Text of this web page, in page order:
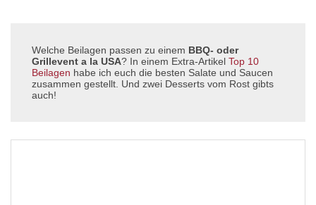
Welche Beilagen passen zu einem BBQ- oder
Grillevent a la USA? In einem Extra-Artikel Top 10
Beilagen habe ich euch die besten Salate und Saucen
zusammen gestellt. Und zwei Desserts vom Rost gibts
auch!